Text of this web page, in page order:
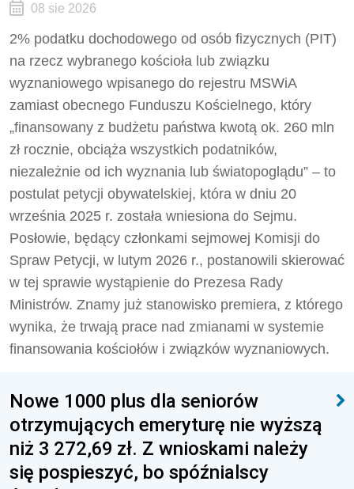
08 sie 2026
2% podatku dochodowego od osób fizycznych (PIT)
na rzecz wybranego kościoła lub związku
wyznaniowego wpisanego do rejestru MSWiA
zamiast obecnego Funduszu Kościelnego, który
„finansowany z budżetu państwa kwotą ok. 260 mln
zł rocznie, obciąża wszystkich podatników,
niezależnie od ich wyznania lub światopoglądu” – to
postulat petycji obywatelskiej, która w dniu 20
września 2025 r. została wniesiona do Sejmu.
Posłowie, będący członkami sejmowej Komisji do
Spraw Petycji, w lutym 2026 r., postanowili skierować
w tej sprawie wystąpienie do Prezesa Rady
Ministrów. Znamy już stanowisko premiera, z którego
wynika, że trwają prace nad zmianami w systemie
finansowania kościołów i związków wyznaniowych.
Nowe 1000 plus dla seniorów
otrzymujących emeryturę nie wyższą
niż 3 272,69 zł. Z wnioskami należy
się pospieszyć, bo spóźnialscy